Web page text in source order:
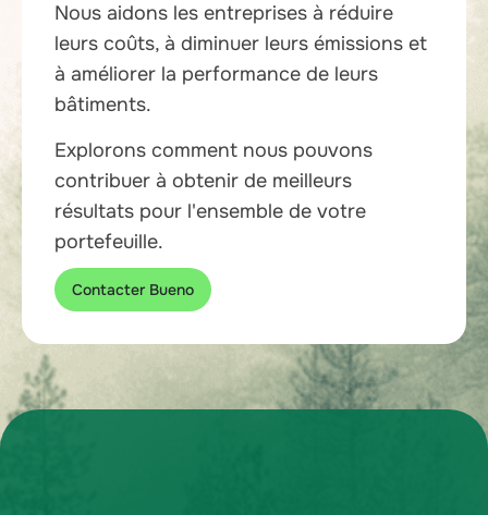
Nous aidons les entreprises à réduire
leurs coûts, à diminuer leurs émissions et
à améliorer la performance de leurs
bâtiments.
Explorons comment nous pouvons
contribuer à obtenir de meilleurs
résultats pour l'ensemble de votre
portefeuille.
Contacter Bueno